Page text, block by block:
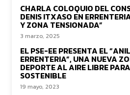
CHARLA COLOQUIO DEL
DENIS ITXASO EN
Y ZONA TENSIONADA”
3 marzo, 2025
EL PSE-EE PRESENTA EL
ERRENTERIA”, UNA NUEVA
DEPORTE AL AIRE LIBRE
SOSTENIBLE
19 mayo, 2023